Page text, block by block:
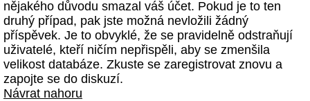
nějakého důvodu smazal váš účet. Pokud je to ten
druhý případ, pak jste možná nevložili žádný
příspěvek. Je to obvyklé, že se pravidelně odstraňují
uživatelé, kteří ničím nepřispěli, aby se zmenšila
velikost databáze. Zkuste se zaregistrovat znovu a
zapojte se do diskuzí.
Návrat nahoru